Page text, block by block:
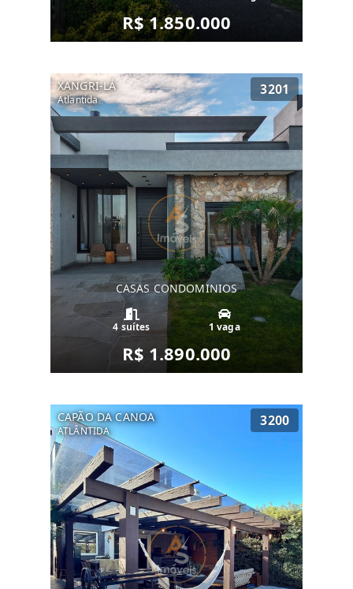
R$ 1.850.000
XANGRI-LÁ
Atlantida
3201
CASAS CONDOMINIOS
4 suítes 1 vaga
R$ 1.890.000
CAPÃO DA CANOA
ATLÂNTIDA
3200